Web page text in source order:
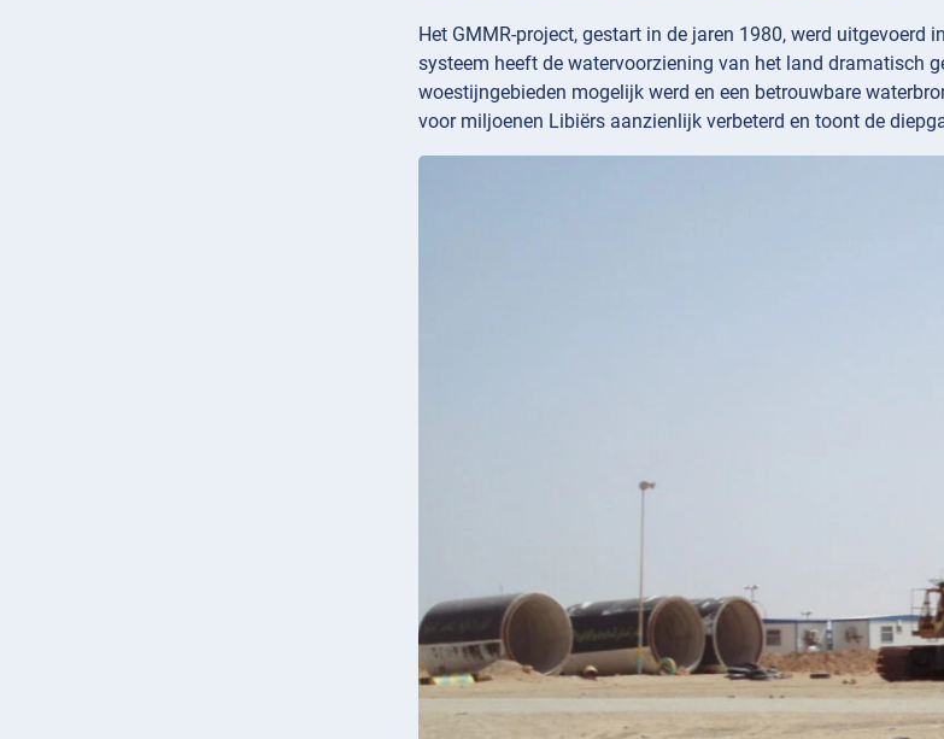
Het GMMR-project, gestart in de jaren 1980, werd
systeem heeft de watervoorziening van het land dramatisch
woestijngebieden mogelijk werd en een betrouwbare
voor miljoenen Libiërs aanzienlijk verbeterd en toont de